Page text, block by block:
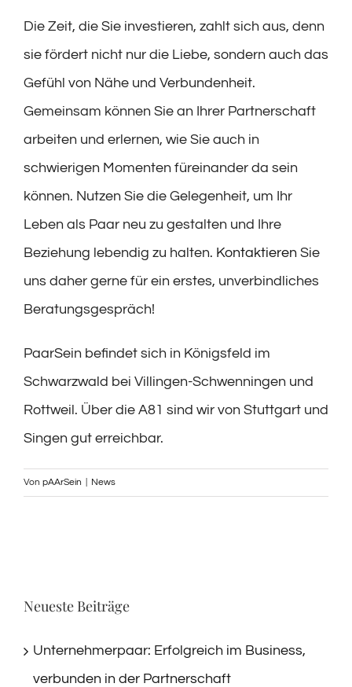
Die Zeit, die Sie investieren, zahlt sich aus, denn
sie fördert nicht nur die Liebe, sondern auch das
Gefühl von Nähe und Verbundenheit.
Gemeinsam können Sie an Ihrer Partnerschaft
arbeiten und erlernen, wie Sie auch in
schwierigen Momenten füreinander da sein
können. Nutzen Sie die Gelegenheit, um Ihr
Leben als Paar neu zu gestalten und Ihre
Beziehung lebendig zu halten. Kontaktieren Sie
uns daher gerne für ein erstes, unverbindliches
Beratungsgespräch!
PaarSein befindet sich in Königsfeld im
Schwarzwald bei Villingen-Schwenningen und
Rottweil. Über die A81 sind wir von Stuttgart und
Singen gut erreichbar.
Von pAArSein News
Neueste Beiträge
Unternehmerpaar: Erfolgreich im Business,
verbunden in der Partnerschaft